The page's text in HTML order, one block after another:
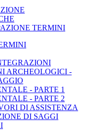
TERMINI
ARCHEOLOGICI -
- PARTE 1
- PARTE 2
DI ASSISTENZA
DI SAGGI